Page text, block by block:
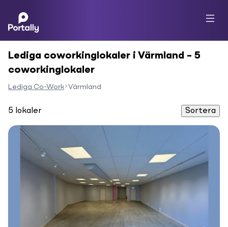
Lediga coworkinglokaler i Värmland – 5
coworkinglokaler
Lediga Co-Work Värmland
5 lokaler Sortera